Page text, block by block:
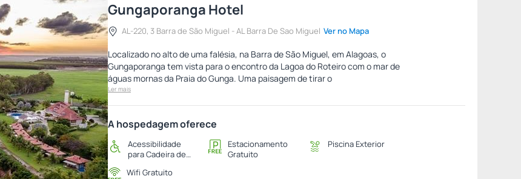
Gungaporanga Hotel
AL-220, 3 Barra de São Miguel - AL Barra De Sao Miguel Ver no Mapa
Localizado no alto de uma falésia, na Barra de São Miguel, em Alagoas, o
Gungaporanga tem vista para o encontro da Lagoa do Roteiro com o mar de
águas mornas da Praia do Gunga. Uma paisagem de tirar o
Ler mais
A hospedagem oferece
Acessibilidade
para Cadeira de
Estacionamento
Gratuito
Piscina Exterior
Wifi Gratuito